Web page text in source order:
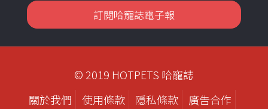
© 2019 HOTPETS 哈寵誌
關於我們
使用條款 隱私條款 廣告合作